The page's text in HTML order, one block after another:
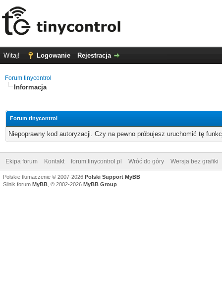
Witaj! Logowanie Rejestracja
Forum tinycontrol
Informacja
Forum tinycontrol
Niepoprawny kod autoryzacji. Czy na pewno próbujesz uruchomić tę
Ekipa forum Kontakt forum.tinycontrol.pl Wróć do góry Wersja bez grafiki
Polskie tłumaczenie © 2007-2026 Polski Support MyBB
Silnik forum MyBB , © 2002-2026 MyBB Group